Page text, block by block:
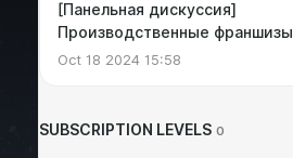
[Панельная дискуссия]
Производственные франшизы
Oct 18 2024 15:58
SUBSCRIPTION LEVELS 0